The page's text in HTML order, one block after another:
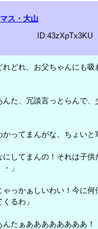
ス・大山
ID:43zXpTx3KU
れどれ、お父ちゃんにも吸
んた、冗談言っとらんで、
かってまんがな、ちょいと
にしてまんの！それは子
」
ゃっかぁしいわい！今に
るわ」
たぁああああああああ！